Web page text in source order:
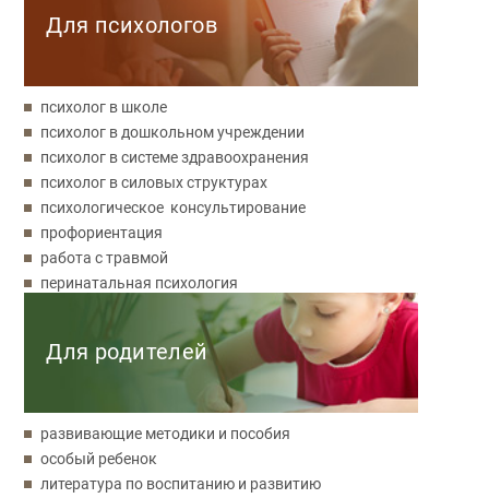
Для психологов
психолог в школе
психолог в дошкольном учреждении
психолог в системе здравоохранения
психолог в силовых структурах
психологическое консультирование
профориентация
работа с травмой
перинатальная психология
Для родителей
развивающие методики и пособия
особый ребенок
литература по воспитанию и развитию